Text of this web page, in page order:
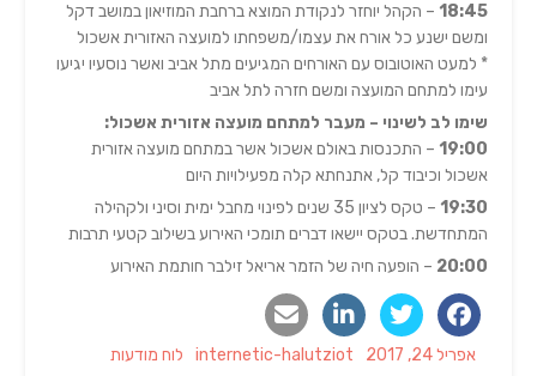
18:45 – הקהל יוחזר לנקודת המוצא ברחבת המוזיאון במושב דקל
ומשם ישנע כל אורח את עצמו/משפחתו למועצה האזורית אשכול
* למעט האוטובוס עם האורחים המגיעים מתל אביב ואשר נוסעיו יגיעו
עימו למתחם המועצה ומשם חזרה לתל אביב
שימו לב לשינוי – מעבר למתחם מועצה אזורית אשכול:
19:00 – התכנסות באולם אשכול אשר במתחם מועצה אזורית
אשכול וכיבוד קל, אתנחתא קלה מפעילויות היום
19:30
– טקס לציון 35 שנים לפינוי מחבל ימית וסיני ולקהילה
המתחדשת. בטקס יישאו דברים תומכי האירוע בשילוב קטעי תרבות
20:00 – הופעה חיה של הזמר אריאל זילבר חותמת האירוע
Posted
אפריל 24, 2017 Author
internetic-halutziot
Categories
לוח מודעות